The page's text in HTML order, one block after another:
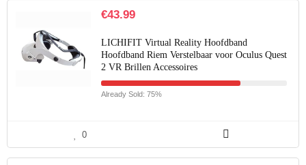
€43.99
LICHIFIT Virtual Reality Hoofdband
Hoofdband Riem Verstelbaar voor Oculus Quest
2 VR Brillen Accessoires
Already Sold: 75%
0